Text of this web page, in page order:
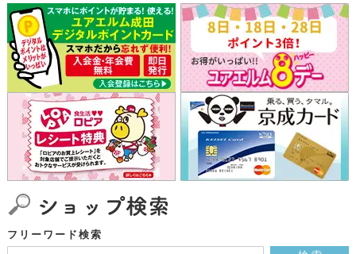
フリーワード検索